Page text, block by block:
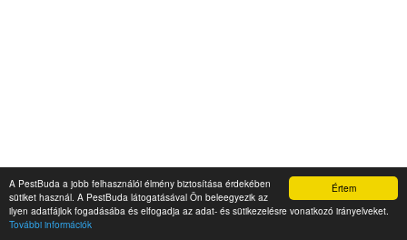
Értem
A PestBuda a jobb felhasználói élmény biztosítása érdekében
sütiket használ. A PestBuda látogatásával Ön beleegyezik az
ilyen adatfájlok fogadásába és elfogadja az adat- és sütikezelésre vonatkozó irányelveket.
További információk
A nemzet mindenese – 240 éve született